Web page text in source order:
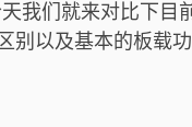
我们就来对比下目
别以及基本的板载功